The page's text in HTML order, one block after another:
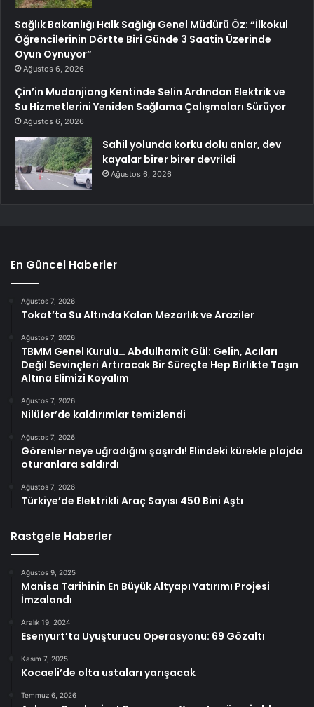
Sağlık Bakanlığı Halk Sağlığı Genel Müdürü Öz: “İlkokul
Öğrencilerinin Dörtte Biri Günde 3 Saatin Üzerinde
Oyun Oynuyor”
Ağustos 6, 2026
Çin’in Mudanjiang Kentinde Selin Ardından Elektrik ve
Su Hizmetlerini Yeniden Sağlama Çalışmaları Sürüyor
Ağustos 6, 2026
Sahil yolunda korku dolu anlar, dev
kayalar birer birer devrildi
Ağustos 6, 2026
En Güncel Haberler
Ağustos 7, 2026
Tokat’ta Su Altında Kalan Mezarlık ve Araziler
Ağustos 7, 2026
TBMM Genel Kurulu… Abdulhamit Gül: Gelin, Acıları
Değil Sevinçleri Artıracak Bir Süreçte Hep Birlikte Taşın
Altına Elimizi Koyalım
Ağustos 7, 2026
Nilüfer’de kaldırımlar temizlendi
Ağustos 7, 2026
Görenler neye uğradığını şaşırdı! Elindeki kürekle plajda
oturanlara saldırdı
Ağustos 7, 2026
Türkiye’de Elektrikli Araç Sayısı 450 Bini Aştı
Rastgele Haberler
Ağustos 9, 2025
Manisa Tarihinin En Büyük Altyapı Yatırımı Projesi
İmzalandı
Aralık 19, 2024
Esenyurt’ta Uyuşturucu Operasyonu: 69 Gözaltı
Kasım 7, 2025
Kocaeli’de olta ustaları yarışacak
Temmuz 6, 2026